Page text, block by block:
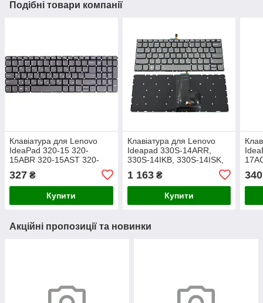
Подібні товари компанії
Клавіатура для Lenovo
IdeaPad 320-15 320-
15ABR 320-15AST 320-
15IKB 330-15ICH 330-15
S145-15IWL (RU Gray)
327 ₴
Купити
Клавіатура для Lenovo
Ideapad 330S-14ARR,
330S-14IKB, 330S-14ISK,
14IKB, 720-15ISK (RU
Black з підсвіткою)
1 163₴
Купити
340
Акційні пропозиції та новинки